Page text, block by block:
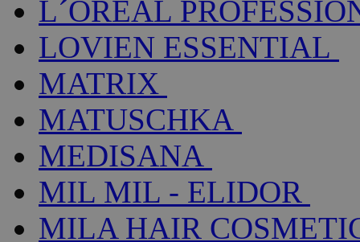
L´ORÉAL
LOVIEN ESSENTIAL
MATRIX
MATUSCHKA
MEDISANA
MIL MIL - ELIDOR
MILA HAIR